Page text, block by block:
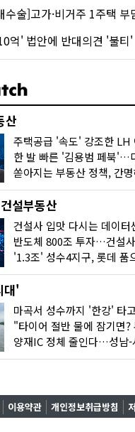
술]고가·비거주 1주택 부담
억' 법안에 반대의견 '불티'
산
쏟아지는 부동산 정책, 간
설부동산
대'
마곡서 성수까지 '한강' 타
이용약관 개인정보취급방침